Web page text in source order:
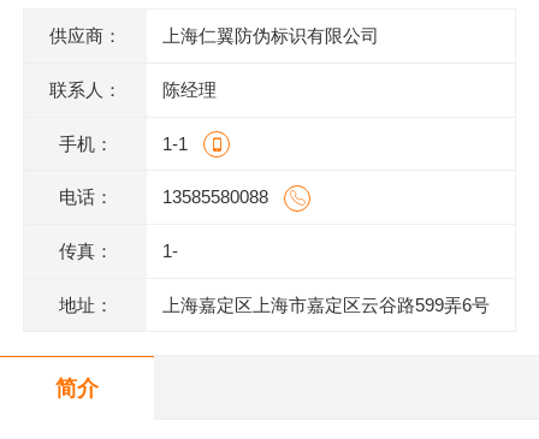
供应商： 上海仁翼防伪标识有限公司
联系人： 陈经理
手机： 1-1
电话： 13585580088
传真： 1-
地址： 上海嘉定区上海市嘉定区云谷路599弄6号
简介